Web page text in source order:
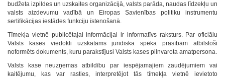
budžeta izpildes un uzskaites organizācijā, valsts parāda, naudas līdzekļu un
valsts aizdevumu vadībā un Eiropas Savienības politiku instrumentu
sertifikācijas iestādes funkciju īstenošanā.
Tīmekļa vietnē publicētajai informācijai ir informatīvs raksturs. Par oficiālu
Valsts kases viedokli uzskatāms juridiska spēka prasībām atbilstoši
noformēts dokuments, kuru parakstījusi Valsts kases pilnvarota amatpersona.
Valsts kase neuzņemas atbildību par iespējamajiem zaudējumiem vai
kaitējumu, kas var rasties, interpretējot tās tīmekļa vietnē ievietoto